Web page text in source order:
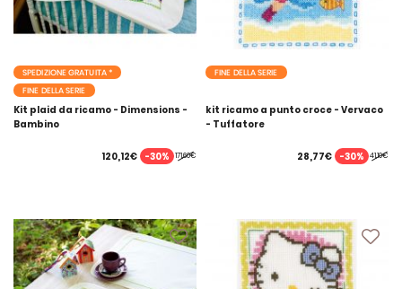
SPEDIZIONE GRATUITA *
FINE DELLA SERIE
Kit plaid da ricamo - Dimensions -
Bambino
171,60€
120,12€ -30%
FINE DELLA SERIE
kit ricamo a punto croce - Vervaco
- Tuffatore
41,10€
28,77€ -30%